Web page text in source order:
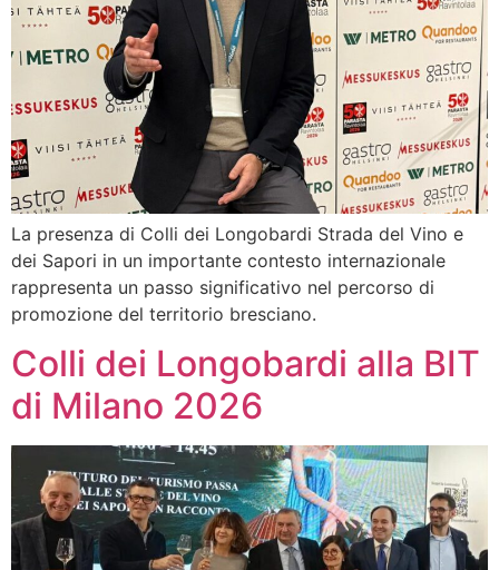
La presenza di Colli dei Longobardi Strada del Vino e
dei Sapori in un importante contesto internazionale
rappresenta un passo significativo nel percorso di
promozione del territorio bresciano.
Colli dei Longobardi alla BIT
di Milano 2026